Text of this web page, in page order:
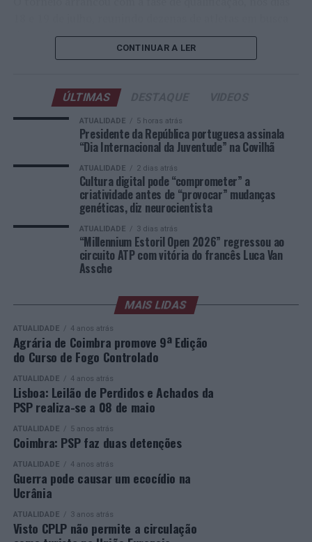
de um lugar no quadro principal. A cerimónia de
abertura contou com a presença do presidente da
acompanhado pelo executivo municipal, assinalando o
início de uma competição que voltou a colocar o
concelho no centro do calendário internacional do
Apesar das desistências de última hora de jogadores
como Casper Ruud (Noruega), Alejandro Davidovich
Fokina (Espanha) e Matteo Arnaldi (Itália), a prova
apresentou um quadro competitivo de elevado nível,
liderado pelo russo Andrey Rublev, primeiro cabeça de
série, pelo italiano Luciano Darderi, pelo chileno
Alejandro Tabilo e pelo belga Alexander Blockx.
também o regresso do suíço Stan Wawrinka ao Estoril,
integrado na digressão de despedida do antigo vencedor
de três torneios do Grand Slam.
A edição de 2026 ficou igualmente marcada pela maior
representação portuguesa de sempre num torneio ATP
realizado em território nacional. Nuno Borges, Jaime
Faria, Henrique Rocha, Frederico Ferreira Silva, Tiago
Pereira e Tiago Torres integraram o quadro principal,
beneficiando, de igual modo, da reorganização dos wild
cards após as entradas diretas de alguns jogadores.
Entre os portugueses, Tiago Torres e Jaime Faria
protagonizaram as melhores campanhas da edição,
ambos alcançando os quartos de final. Torres assinou
CONTINUAR A LER
ÚLTIMAS
ATUALIDADE 5 horas atrás
Presidente da República portuguesa assinala
“Dia Internacional da Juventude” na Covilhã
ATUALIDADE 2 dias atrás
Cultura digital pode “comprometer” a
criatividade antes de “provocar” mudanças
genéticas, diz neurocientista
ATUALIDADE 3 dias atrás
“Millennium Estoril Open 2026” regressou ao
circuito ATP com vitória do francês Luca Van
Assche
MAIS LIDAS
ATUALIDADE 4 anos atrás
Agrária de Coimbra promove 9ª Edição
do Curso de Fogo Controlado
ATUALIDADE 4 anos atrás
Lisboa: Leilão de Perdidos e Achados da
PSP realiza-se a 08 de maio
ATUALIDADE 5 anos atrás
Coimbra: PSP faz duas detenções
ATUALIDADE 4 anos atrás
Guerra pode causar um ecocídio na
Ucrânia
ATUALIDADE 3 anos atrás
Visto CPLP não permite a circulação